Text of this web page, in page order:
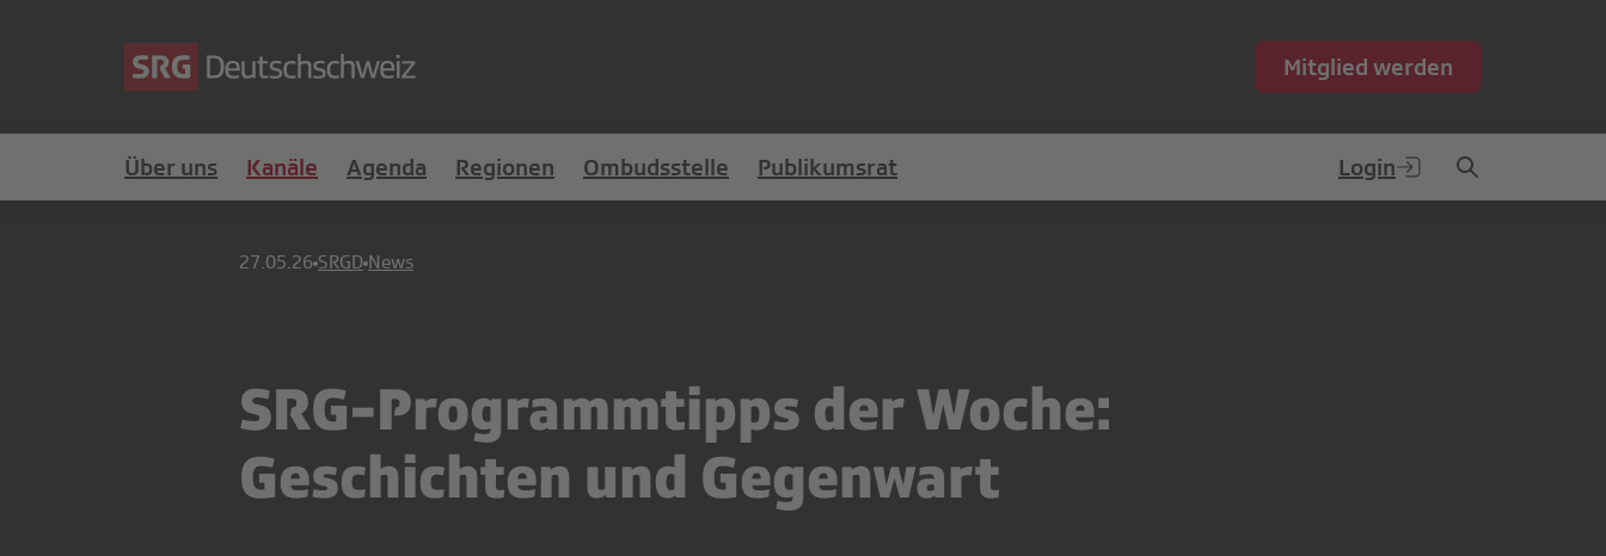
Mitglied werden
Über uns Kanäle Agenda Regionen Ombudsstelle Publikumsrat Login
27.05.26 SRGD News
SRG-Programmtipps der Woche:
Geschichten und Gegenwart